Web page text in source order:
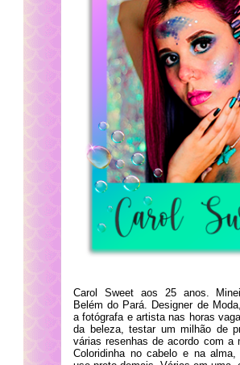
Carol Sweet aos 25 anos.
Belém do Pará. Designer de
a fotógrafa e artista nas horas
da beleza, testar um milhão de
várias resenhas de acordo com a
Coloridinha no cabelo e na